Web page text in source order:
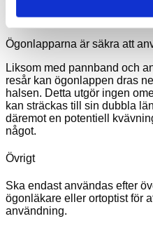
Säkerhet
Ögonlapparna är säkra att
Liksom med pannband och
resår kan ögonlappen dras
halsen. Detta utgör ingen
kan sträckas till sin dubbla
däremot en potentiell
något.
Övrigt
Ska endast användas efter
ögonläkare eller ortoptist för
användning.